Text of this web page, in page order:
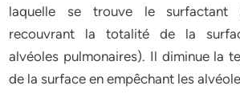
laquelle se trouve le surfactant
recouvrant la totalité de la
alvéoles pulmonaires). Il diminue la
de la surface en empêchant les